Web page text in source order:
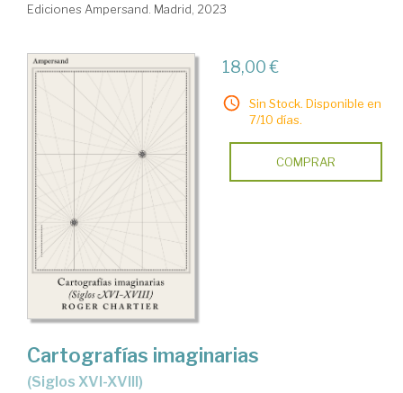
Ediciones Ampersand. Madrid, 2023
18,00 €
Sin Stock. Disponible en
7/10 días.
COMPRAR
Cartografías imaginarias
(siglos XVI-XVIII)